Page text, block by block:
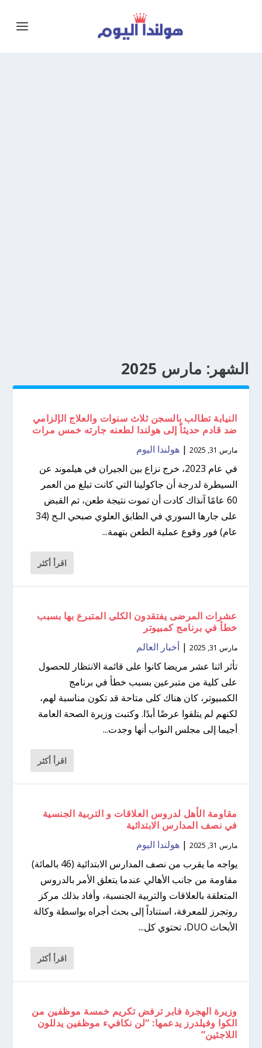
الشهر: مارس 2025
النيابة تطالب بالسجن ثلاث سنوات والعلاج الإلزامي
ضد قادم حديثاً إلى هولندا لطعنه جارته خمس مرات
مارس 31, 2025 |هولندا اليوم
في عام 2023، خرج نزاع بين الجيران في هيلموند عن
السيطرة لدرجة أن جاكولينا التي كانت تبلغ من العمر
60 عامًا آنذاك كادت أن تموت نتيجة طعن، تم القبض
على جارها السوري في الطابق العلوي صبحي الـح (34
عام) فور وقوع عملية الطعن بتهمة...
اقرأ أكثر
عشرات المرضى يفتقدون الكلى المتبرع بها بسبب
خطأ في برنامج كمبيوتر
مارس 31, 2025 |أخبار العالم
تأثر اثنا عشر مريضا كانوا على قائمة الانتظار للحصول
على كلية من متبرعين بسبب خطأ في برنامج
الكمبيوتر، كان هناك كلى متاحة قد تكون مناسبة لهم،
لكنهم لم يتلقوا عرضًا أبدًا. وكتبت وزيرة الصحة العامة
أجيما إلى مجلس النواب أنها وجدت...
اقرأ أكثر
مقاومة الأهل لدروس العلاقات و التربية الجنسية
في نصف المدارس الابتدائية
مارس 31, 2025 |هولندا اليوم
يواجه ما يقرب من نصف المدارس الابتدائية (46 بالمائة)
مقاومة من جانب الأهالي عندما يتعلق الأمر بالدروس
المتعلقة بالعلاقات والتربية الجنسية، وأفاد بذلك مركز
روتجرز للمعرفة، استناداً إلى بحث أجراه بواسطة وكالة
الأبحاث DUO، تحتوي كل...
اقرأ أكثر
وزيرة الهجرة فابر ترفض تكريم خمسة موظفين من
الكوا وفيلدرز يدعمها: “لن نكافيء موظفين يدللون
اللاجئين”